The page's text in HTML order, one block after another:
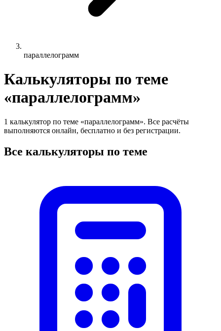
параллелограмм
Калькуляторы по теме
«параллелограмм»
1 калькулятор по теме «параллелограмм». Все расчёты
выполняются онлайн, бесплатно и без регистрации.
Все калькуляторы по теме